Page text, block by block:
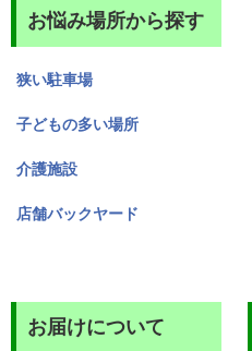
お悩み場所から探す
狭い駐車場
子どもの多い場所
介護施設
店舗バックヤード
お届けについて